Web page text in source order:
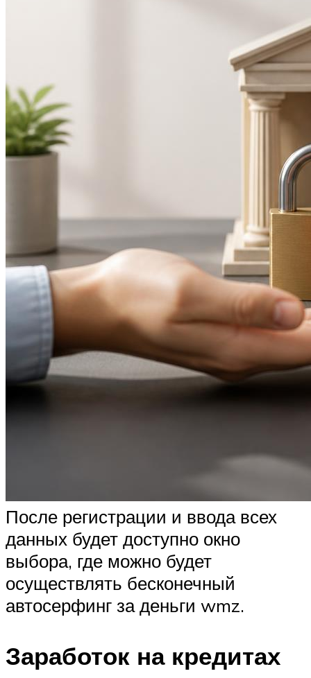
После регистрации и ввода всех
данных будет доступно окно
выбора, где можно будет
осуществлять бесконечный
автосерфинг за деньги wmz.
Заработок на кредитах